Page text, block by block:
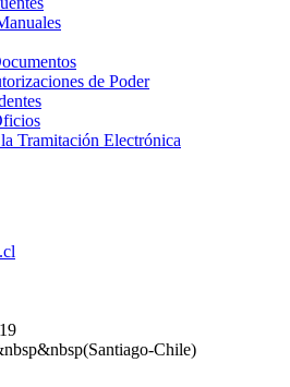
de Poder
Tramitación Electrónica
Chile)